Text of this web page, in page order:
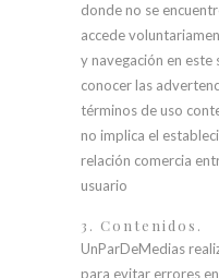
donde no se
accede
y navegación en
conocer las
términos de uso
no implica el
relación comercia
usuario
3. Contenidos.
UnParDeMedias
para evitar errores